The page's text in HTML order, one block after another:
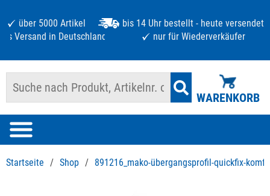
über 5000 Artikel
bis 14 Uhr bestellt - heute versendet
Versand in Deutschland ab 125 €
nur für Wiederverkäufer
WARENKORB
Startseite / Shop / 891216_mako-übergangsprofil-quickfix-